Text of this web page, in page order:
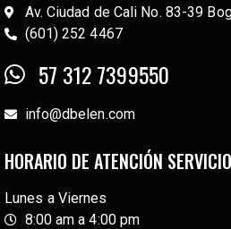
Av. Ciudad de Cali No. 83-39
(601) 252 4467
57 312 7399550
info@dbelen.com
HORARIO DE ATENCIÓN
Lunes a Viernes
8:00 am a 4:00 pm